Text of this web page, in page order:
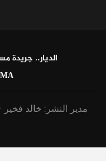
الديار..
مدير النشر: خالد